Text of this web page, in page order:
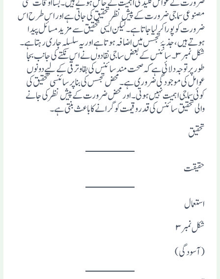
مصنوعی سماجی ضرورت کے پیش نظر تحقیق کی جاتی ہے اور اس طرح اس
ضرورت کو پورا کر لیا جاتا ہے۔ لیکن ایسی تحقیق سے مزید مسائل پیدا
ہوتے ہیں، جذبۂ تجسس میں اضافہ ہوتا ہے او ریہ سلسلہ جاری رہتا ہے۔
شکل نمبر۳۔ سائنس کے بعض ساجی نقادوں نے اس نکتے کی جانب بجا
طور پر توجہ دلائی ہے کہ صحت مند سائنس کی بقا و ترقی کے لیے دونوں
عوامل کی موجودگی ضروری ہے۔ محض تجسس کی بنا پر سائنسی تحقیق کی
کوئی سماجی اہمیت نہیں ہوتی۔ اور محض ضرورت کے پیش نظر کی جانے
والی تحقیق سائنس کی قدر و قیمت کو گرانے کا باعث بنتی ہے۔
تحقیق
حقیقت
استعمال
شکل نمبر۳
(آسودگی)